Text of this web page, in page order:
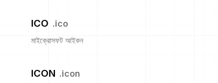
ICO .ico
মাইক্রোসফট আইকন
ICON .icon